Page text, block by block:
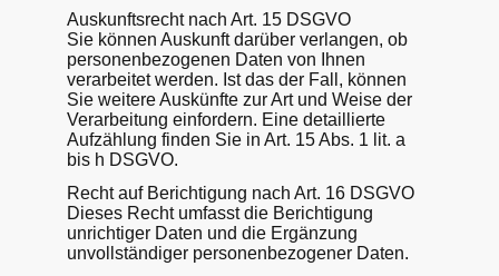
Auskunftsrecht nach Art. 15 DSGVO
Sie können Auskunft darüber verlangen, ob
personenbezogenen Daten von Ihnen
verarbeitet werden. Ist das der Fall, können
Sie weitere Auskünfte zur Art und Weise der
Verarbeitung einfordern. Eine detaillierte
Aufzählung finden Sie in Art. 15 Abs. 1 lit. a
bis h DSGVO.
Recht auf Berichtigung nach Art. 16 DSGVO
Dieses Recht umfasst die Berichtigung
unrichtiger Daten und die Ergänzung
unvollständiger personenbezogener Daten.